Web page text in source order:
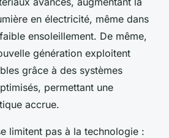
en électricité, même dans
ensoleillement. De même,
génération exploitent
grâce à des systèmes
permettant une
accrue.
limitent pas à la technologie :